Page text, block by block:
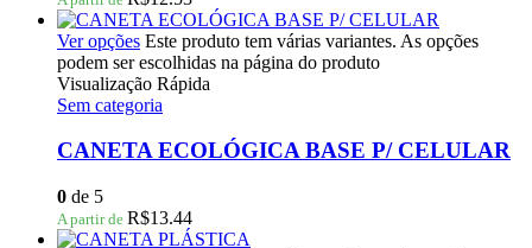
Ver opções Este produto tem várias variantes. As opções
podem ser escolhidas na página do produto
Visualização Rápida
Sem categoria
CANETA ECOLÓGICA BASE P/ CELULAR
0 de 5
A partir de R$13.44